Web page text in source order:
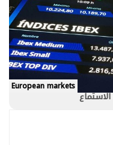
European markets